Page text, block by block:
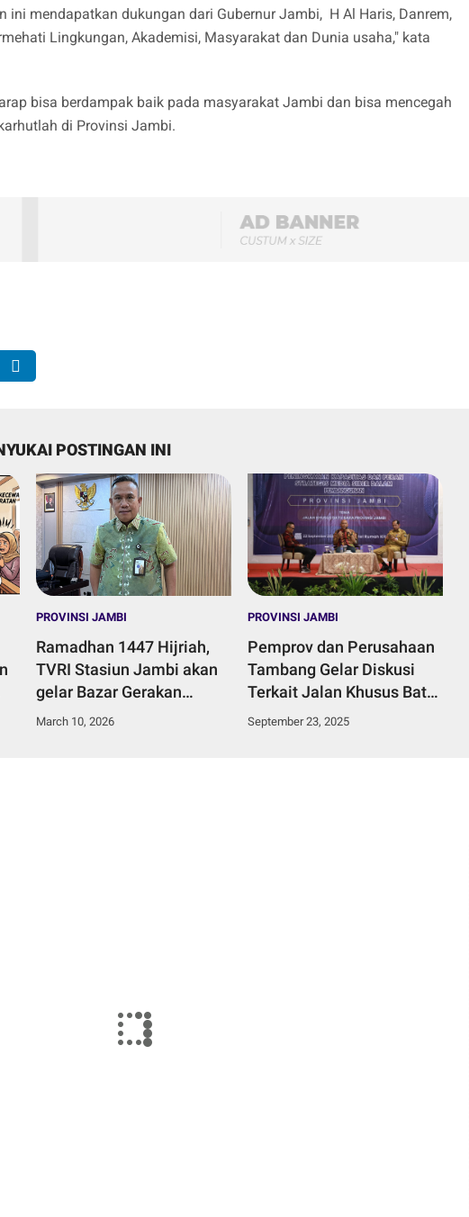
ini mendapatkan dukungan dari Gubernur Jambi, H Al Haris, Danrem,
Lingkungan, Akademisi, Masyarakat dan Dunia usaha," kata
bisa berdampak baik pada masyarakat Jambi dan bisa mencegah
di Provinsi Jambi.
POSTINGAN INI
PROVINSI JAMBI
Ramadhan 1447 Hijriah,
TVRI Stasiun Jambi akan
gelar Bazar Gerakan
Pangan Murah Serentak.
March 10, 2026
PROVINSI JAMBI
Pemprov dan Perusahaan
Tambang Gelar Diskusi
Terkait Jalan Khusus Batu
Bara Bersama SMSI Jambi
September 23, 2025